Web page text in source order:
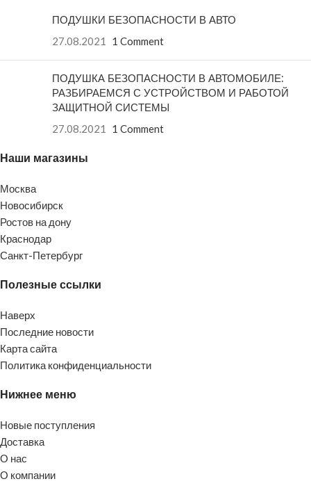
ПОДУШКИ БЕЗОПАСНОСТИ В АВТО
27.08.2021 1 Comment
ПОДУШКА БЕЗОПАСНОСТИ В АВТОМОБИЛЕ:
РАЗБИРАЕМСЯ С УСТРОЙСТВОМ И РАБОТОЙ
ЗАЩИТНОЙ СИСТЕМЫ
27.08.2021 1 Comment
Наши магазины
Москва
Новосибирск
Ростов на дону
Краснодар
Санкт-Петербург
Полезные ссылки
Наверх
Последние новости
Карта сайта
Политика конфиденциальности
Нижнее меню
Новые поступления
Доставка
О нас
О компании